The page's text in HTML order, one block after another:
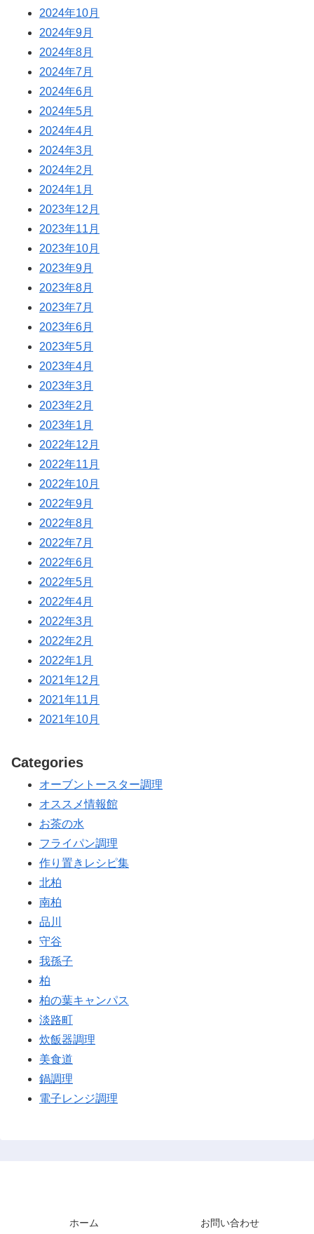
2024年10月
2024年9月
2024年8月
2024年7月
2024年6月
2024年5月
2024年4月
2024年3月
2024年2月
2024年1月
2023年12月
2023年11月
2023年10月
2023年9月
2023年8月
2023年7月
2023年6月
2023年5月
2023年4月
2023年3月
2023年2月
2023年1月
2022年12月
2022年11月
2022年10月
2022年9月
2022年8月
2022年7月
2022年6月
2022年5月
2022年4月
2022年3月
2022年2月
2022年1月
2021年12月
2021年11月
2021年10月
Categories
オーブントースター調理
オススメ情報館
お茶の水
フライパン調理
作り置きレシピ集
北柏
南柏
品川
守谷
我孫子
柏
柏の葉キャンパス
淡路町
炊飯器調理
美食道
鍋調理
電子レンジ調理
ホーム お問い合わせ